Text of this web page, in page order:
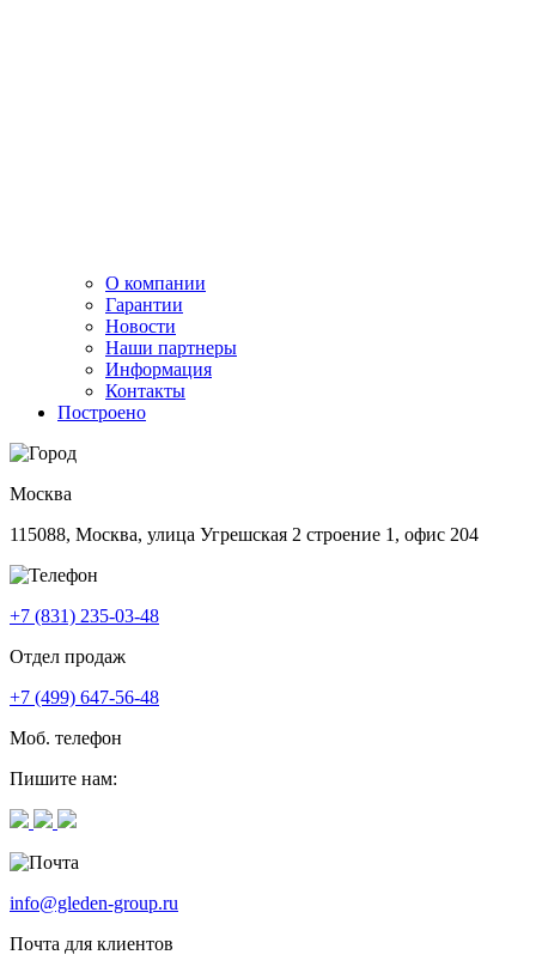
О компании
Гарантии
Новости
Наши партнеры
Информация
Контакты
Построено
Москва
115088, Москва, улица Угрешская 2 строение 1, офис 204
+7 (831) 235-03-48
Отдел продаж
+7 (499) 647-56-48
Моб. телефон
Пишите нам:
info@gleden-group.ru
Почта для клиентов